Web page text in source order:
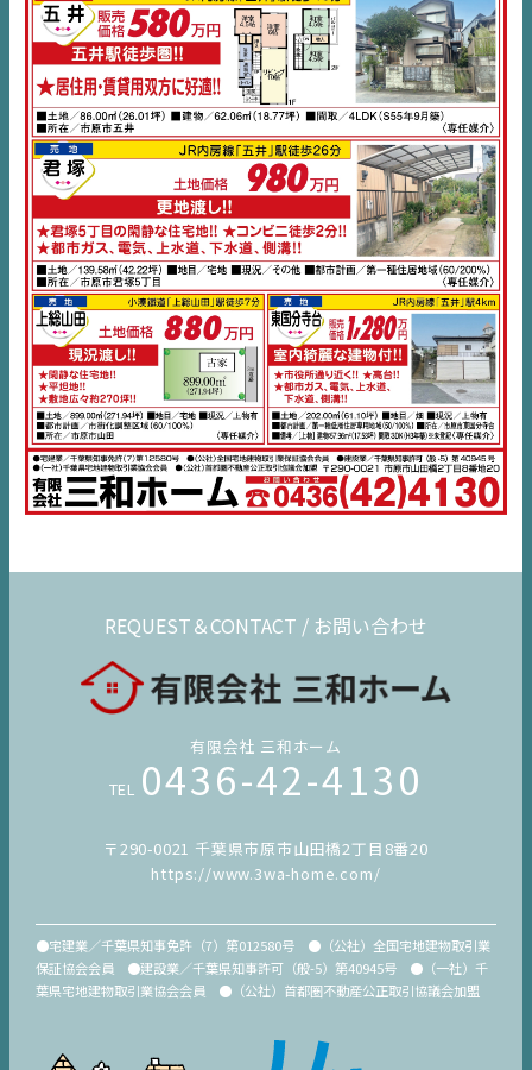
不動産一括査定
コラム
REQUEST＆CONTACT / お問い合わせ
有限会社 三和ホーム
TEL 0436-42-4130
〒290-0021 千葉県市原市山田橋2丁目8番20
https://www.3wa-home.com/
●宅建業／千葉県知事免許（7）第012580号 ●（公社）全国宅地建物取引業
保証協会会員 ●建設業／千葉県知事許可（般-5）第40945号 ●（一社）千
葉県宅地建物取引業協会会員 ●（公社）首都圏不動産公正取引協議会加盟